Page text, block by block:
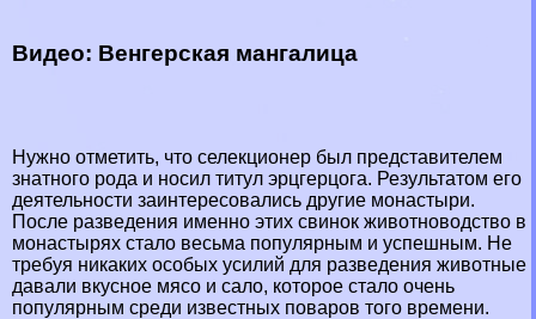
Видео: Венгерская мангалица
Нужно отметить, что селекционер был представителем
знатного рода и носил титул эрцгерцога. Результатом его
деятельности заинтересовались другие монастыри.
После разведения именно этих свинок животноводство в
монастырях стало весьма популярным и успешным. Не
требуя никаких особых усилий для разведения животные
давали вкусное мясо и сало, которое стало очень
популярным среди известных поваров того времени.